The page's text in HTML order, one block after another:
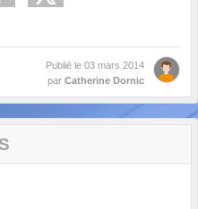
Publié le 03 mars 2014
par Catherine Dornic